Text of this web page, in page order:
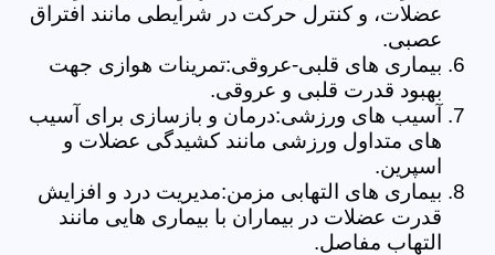
عضلات، و کنترل حرکت در شرایطی مانند افتراق
عصبی.
بیماری های قلبی-عروقی:تمرینات هوازی جهت
بهبود قدرت قلبی و عروقی.
آسیب های ورزشی:درمان و بازسازی برای آسیب
های متداول ورزشی مانند کشیدگی عضلات و
اسپرین.
بیماری های التهابی مزمن:مدیریت درد و افزایش
قدرت عضلات در بیماران با بیماری هایی مانند
التهاب مفاصل.